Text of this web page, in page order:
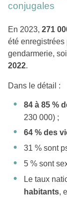
conjugales
En 2023, 271
été
gendarmerie,
2022.
Dans le détail :
84 à 85 %
230 000) ;
64 % des
31 % sont
5 % sont
Le taux
habitants,